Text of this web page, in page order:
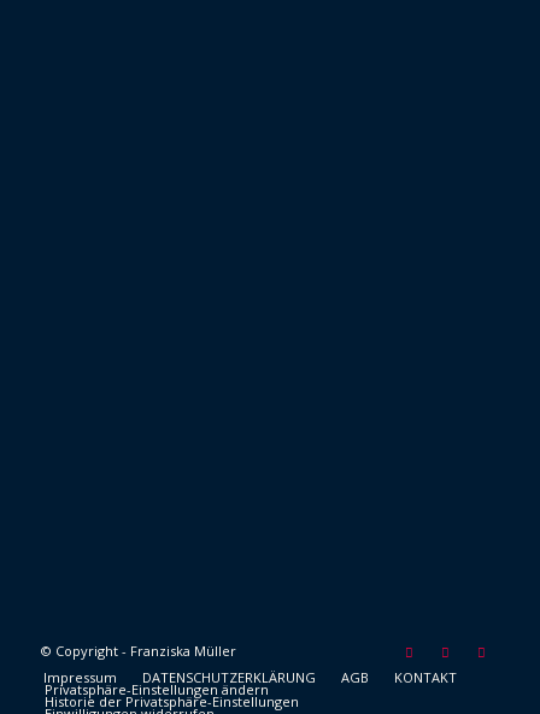
© Copyright - Franziska Müller
Impressum
DATENSCHUTZERKLÄRUNG AGB KONTAKT
Privatsphäre-Einstellungen ändern
Historie der Privatsphäre-Einstellungen